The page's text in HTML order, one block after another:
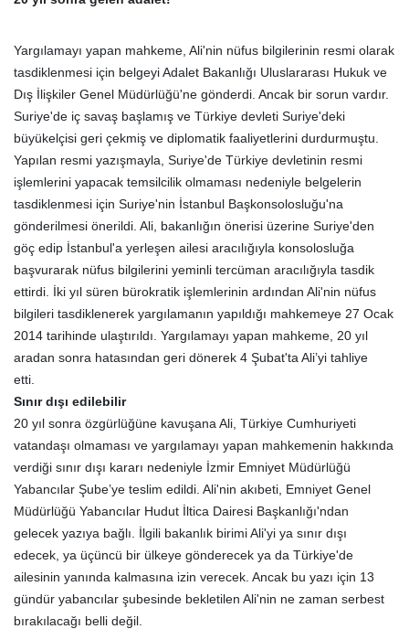
Yargılamayı yapan mahkeme, Ali'nin nüfus bilgilerinin resmi olarak
tasdiklenmesi için belgeyi Adalet Bakanlığı Uluslararası Hukuk ve
Dış İlişkiler Genel Müdürlüğü'ne gönderdi. Ancak bir sorun vardır.
Suriye'de iç savaş başlamış ve Türkiye devleti Suriye'deki
büyükelçisi geri çekmiş ve diplomatik faaliyetlerini durdurmuştu.
Yapılan resmi yazışmayla, Suriye'de Türkiye devletinin resmi
işlemlerini yapacak temsilcilik olmaması nedeniyle belgelerin
tasdiklenmesi için Suriye'nin İstanbul Başkonsolosluğu'na
gönderilmesi önerildi. Ali, bakanlığın önerisi üzerine Suriye'den
göç edip İstanbul'a yerleşen ailesi aracılığıyla konsolosluğa
başvurarak nüfus bilgilerini yeminli tercüman aracılığıyla tasdik
ettirdi. İki yıl süren bürokratik işlemlerinin ardından Ali'nin nüfus
bilgileri tasdiklenerek yargılamanın yapıldığı mahkemeye 27 Ocak
2014 tarihinde ulaştırıldı. Yargılamayı yapan mahkeme, 20 yıl
aradan sonra hatasından geri dönerek 4 Şubat'ta Ali’yi tahliye
etti.
Sınır dışı edilebilir
20 yıl sonra özgürlüğüne kavuşana Ali, Türkiye Cumhuriyeti
vatandaşı olmaması ve yargılamayı yapan mahkemenin hakkında
verdiği sınır dışı kararı nedeniyle İzmir Emniyet Müdürlüğü
Yabancılar Şube’ye teslim edildi. Ali'nin akıbeti, Emniyet Genel
Müdürlüğü Yabancılar Hudut İltica Dairesi Başkanlığı'ndan
gelecek yazıya bağlı. İlgili bakanlık birimi Ali'yi ya sınır dışı
edecek, ya üçüncü bir ülkeye gönderecek ya da Türkiye'de
ailesinin yanında kalmasına izin verecek. Ancak bu yazı için 13
gündür yabancılar şubesinde bekletilen Ali'nin ne zaman serbest
bırakılacağı belli değil.